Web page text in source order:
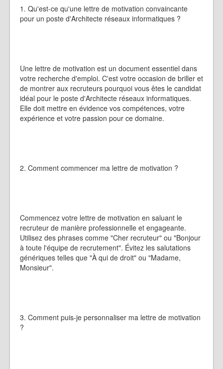
1. Qu'est-ce qu'une lettre de motivation convaincante
pour un poste d'Architecte réseaux informatiques ?
Une lettre de motivation est un document essentiel dans
votre recherche d'emploi. C'est votre occasion de briller et
de montrer aux recruteurs pourquoi vous êtes le candidat
idéal pour le poste d'Architecte réseaux informatiques.
Elle doit mettre en évidence vos compétences, votre
expérience et votre passion pour ce domaine.
2. Comment commencer ma lettre de motivation ?
Commencez votre lettre de motivation en saluant le
recruteur de manière professionnelle et engageante.
Utilisez des phrases comme "Cher recruteur" ou "Bonjour
à toute l'équipe de recrutement". Évitez les salutations
génériques telles que "À qui de droit" ou "Madame,
Monsieur".
3. Comment puis-je personnaliser ma lettre de motivation
?